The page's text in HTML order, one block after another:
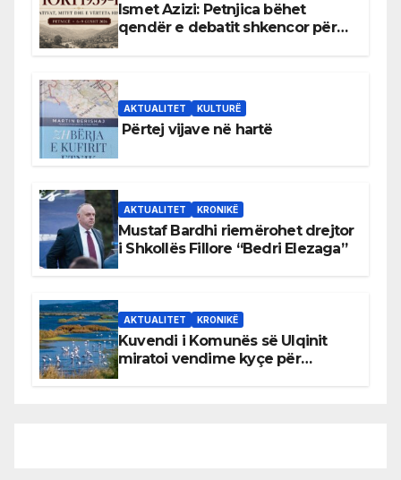
Ismet Azizi: Petnjica bëhet
qendër e debatit shkencor për
AKTUALITET KULTURË
Përtej vijave në hartë
AKTUALITET KRONIKË
Mustaf Bardhi riemërohet drejtor
i Shkollës Fillore “Bedri Elezaga”
AKTUALITET KRONIKË
Kuvendi i Komunës së Ulqinit
miratoi vendime kyçe për